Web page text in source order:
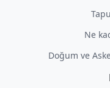
Ne
Doğum ve